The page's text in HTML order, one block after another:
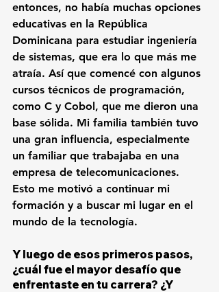
entonces, no había muchas opciones
educativas en la República
Dominicana para estudiar ingeniería
de sistemas, que era lo que más me
atraía. Así que comencé con algunos
cursos técnicos de programación,
como C y Cobol, que me dieron una
base sólida. Mi familia también tuvo
una gran influencia, especialmente
un familiar que trabajaba en una
empresa de telecomunicaciones.
Esto me motivó a continuar mi
formación y a buscar mi lugar en el
mundo de la tecnología.
Y luego de esos primeros pasos,
¿cuál fue el mayor desafío que
enfrentaste en tu carrera? ¿Y